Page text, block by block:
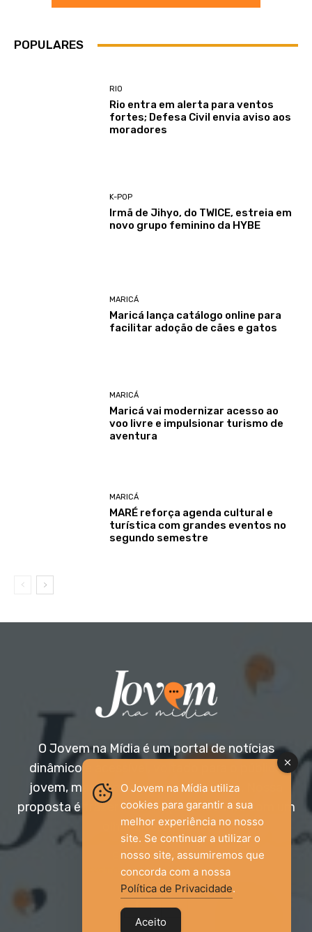
POPULARES
RIO
Rio entra em alerta para ventos
fortes; Defesa Civil envia aviso aos
moradores
K-POP
Irmã de Jihyo, do TWICE, estreia em
novo grupo feminino da HYBE
MARICÁ
Maricá lança catálogo online para
facilitar adoção de cães e gatos
MARICÁ
Maricá vai modernizar acesso ao
voo livre e impulsionar turismo de
aventura
MARICÁ
MARÉ reforça agenda cultural e
turística com grandes eventos no
segundo semestre
O Jovem na Mídia é um portal de notícias
dinâmico e acessível, voltado para o público
jovem, mas aberto a todas as idades. Nossa
proposta é trazer informação relevante com um
olhar diferenciado.
Entre em contato:
jovemnamidia2017@gmail.com
O Jovem na Mídia utiliza
cookies para garantir a sua
melhor experiência no nosso
site. Se continuar a utilizar o
nosso site, assumiremos que
concorda com a nossa
Política de Privacidade.
Aceito